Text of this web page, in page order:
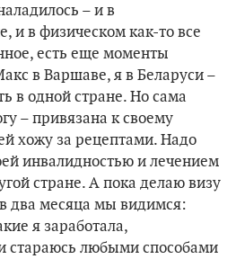
– и в
и в физическом как-то все
есть еще моменты
в Варшаве, я в Беларуси –
в одной стране. Но сама
– привязана к своему
хожу за рецептами. Надо
инвалидностью и лечением
стране. А пока делаю визу
два месяца мы видимся:
я заработала,
стараюсь любыми способами